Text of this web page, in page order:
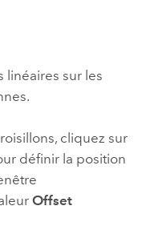
linéaires sur les
cliquez sur
définir la position
Offset